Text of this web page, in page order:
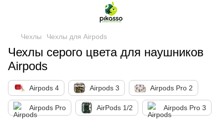
Чехлы Чехлы для Airpods
Чехлы серого цвета для наушников
Airpods
Airpods 4 Airpods 3 Airpods Pro 2
Airpods Pro AirPods 1/2 Airpods Pro 3